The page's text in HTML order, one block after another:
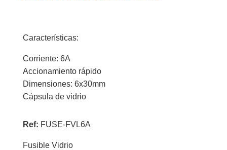
Características:
Corriente: 6A
Accionamiento rápido
Dimensiones: 6x30mm
Cápsula de vidrio
Ref: FUSE-FVL6A
Fusible Vidrio